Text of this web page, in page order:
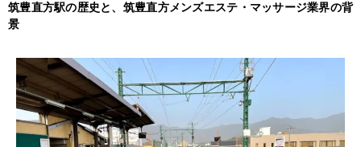
筑豊直方駅の歴史と、筑豊直方メンズエステ・マッサージ業界の背
景